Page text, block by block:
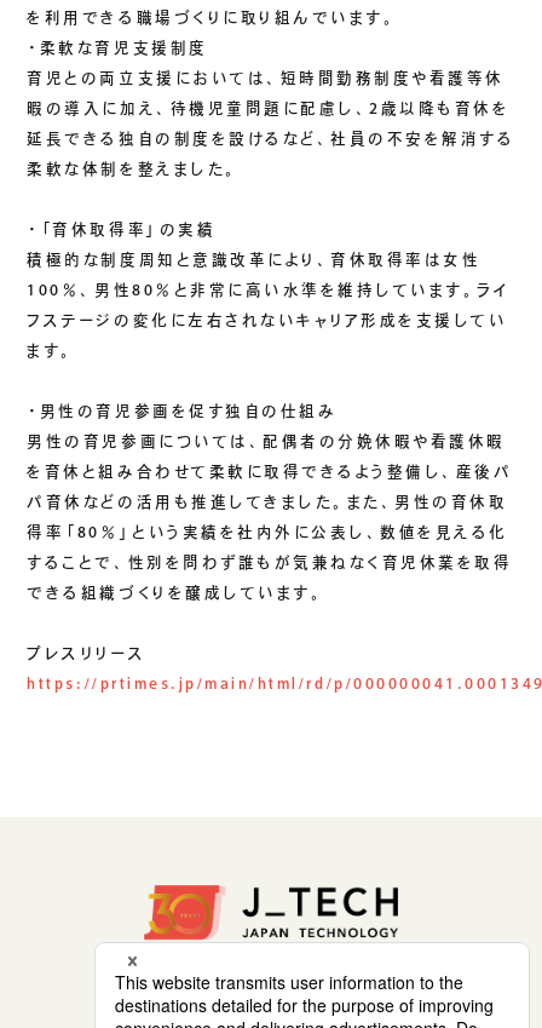
組織図
沿革
拠点一覧
DX推進
ACCESS
アクセス
CONTACT
お問い合わせ
を利用できる職場づくりに取り組んでいます。
・柔軟な育児支援制度
育児との両立支援においては、短時間勤務制度や看護等休
暇の導入に加え、待機児童問題に配慮し、2歳以降も育休を
延長できる独自の制度を設けるなど、社員の不安を解消する
柔軟な体制を整えました。
・「育休取得率」の実績
積極的な制度周知と意識改革により、育休取得率は女性
100％、男性80％と非常に高い水準を維持しています。ライ
フステージの変化に左右されないキャリア形成を支援してい
ます。
・男性の育児参画を促す独自の仕組み
男性の育児参画については、配偶者の分娩休暇や看護休暇
を育休と組み合わせて柔軟に取得できるよう整備し、産後パ
パ育休などの活用も推進してきました。また、男性の育休取
得率「80％」という実績を社内外に公表し、数値を見える化
することで、性別を問わず誰もが気兼ねなく育児休業を取得
できる組織づくりを醸成しています。
プレスリリース
https://prtimes.jp/main/html/rd/p/